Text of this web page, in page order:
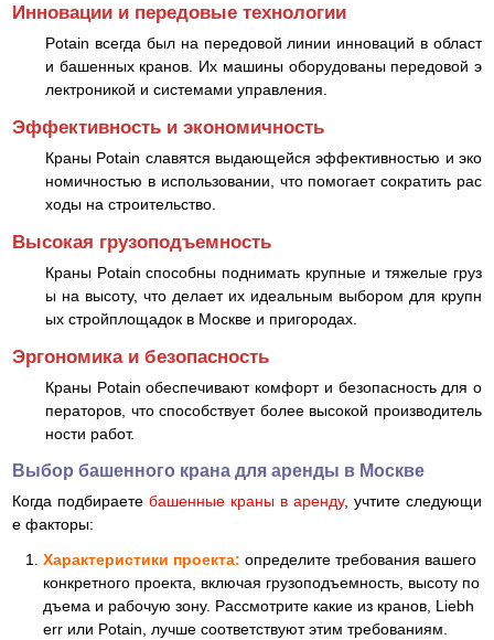
Инновации и передовые технологии
Potain всегда был на передовой линии инноваций в област
и башенных кранов. Их машины оборудованы передовой э
лектроникой и системами управления.
Эффективность и экономичность
Краны Potain славятся выдающейся эффективностью и эко
номичностью в использовании, что помогает сократить рас
ходы на строительство.
Высокая грузоподъемность
Краны Potain способны поднимать крупные и тяжелые груз
ы на высоту, что делает их идеальным выбором для крупн
ых стройплощадок в Москве и пригородах.
Эргономика и безопасность
Краны Potain обеспечивают комфорт и безопасность для о
ператоров, что способствует более высокой производитель
ности работ.
Выбор башенного крана для аренды в Москве
Когда подбираете башенные краны в аренду, учтите следующи
е факторы:
Характеристики проекта: определите требования вашего
конкретного проекта, включая грузоподъемность, высоту по
дъема и рабочую зону. Рассмотрите какие из кранов, Liebh
err или Potain, лучше соответствуют этим требованиям.